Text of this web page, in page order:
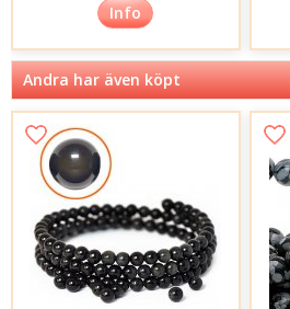
Info
Andra har även köpt